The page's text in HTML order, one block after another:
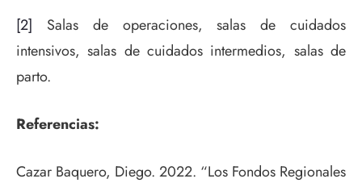
[2] Salas de operaciones, salas de cuidados
intensivos, salas de cuidados intermedios, salas de
parto.
Referencias:
Cazar Baquero, Diego. 2022. “Los Fondos Regionales